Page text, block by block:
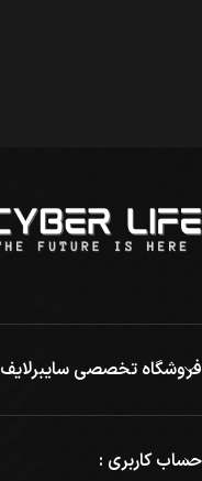
فروشگاه تخصصی سایبرلایف
حساب کاربری :